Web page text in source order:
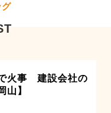
グ
火事 建設会社の
山】